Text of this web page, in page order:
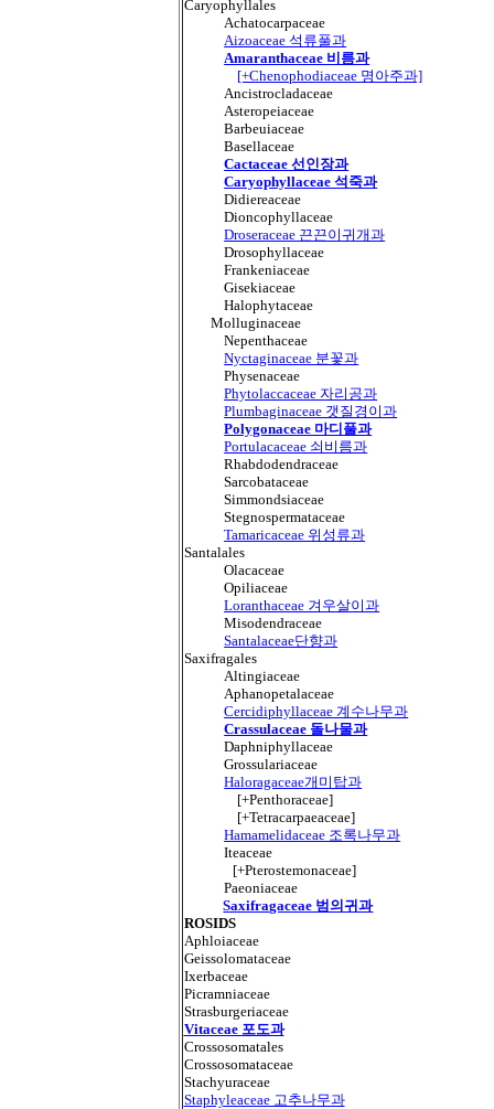
Caryophyllales
Achatocarpaceae
Aizoaceae 석류풀과
Amaranthaceae 비름과
[+Chenophodiaceae 명아주과]
Ancistrocladaceae
Asteropeiaceae
Barbeuiaceae
Basellaceae
Cactaceae 선인장과
Caryophyllaceae 석죽과
Didiereaceae
Dioncophyllaceae
Droseraceae 끈끈이귀개과
Drosophyllaceae
Frankeniaceae
Gisekiaceae
Halophytaceae
Molluginaceae
Nepenthaceae
Nyctaginaceae 분꽃과
Physenaceae
Phytolaccaceae 자리공과
Plumbaginaceae 갯질경이과
Polygonaceae 마디풀과
Portulacaceae 쇠비름과
Rhabdodendraceae
Sarcobataceae
Simmondsiaceae
Stegnospermataceae
Tamaricaceae 위성류과
Santalales
Olacaceae
Opiliaceae
Loranthaceae 겨우살이과
Misodendraceae
Santalaceae단향과
Saxifragales
Altingiaceae
Aphanopetalaceae
Cercidiphyllaceae 계수나무과
Crassulaceae 돌나물과
Daphniphyllaceae
Grossulariaceae
Haloragaceae개미탑과
[+Penthoraceae]
[+Tetracarpaeaceae]
Hamamelidaceae 조록나무과
Iteaceae
[+Pterostemonaceae]
Paeoniaceae
Saxifragaceae 범의귀과
ROSIDS
Aphloiaceae
Geissolomataceae
Ixerbaceae
Picramniaceae
Strasburgeriaceae
Vitaceae 포도과
Crossosomatales
Crossosomataceae
Stachyuraceae
Staphyleaceae 고추나무과